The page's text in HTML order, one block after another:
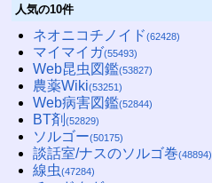
人気の10件
ネオニコチノイド(62428)
マイマイガ(55493)
Web昆虫図鑑(53827)
農薬Wiki(53251)
Web病害図鑑(52844)
BT剤 (52829)
ソルゴー(50175)
談話室/ナスのソルゴ巻(48894)
線虫(47284)